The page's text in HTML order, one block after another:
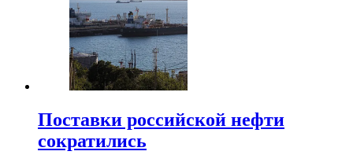
Поставки российской нефти
сократились